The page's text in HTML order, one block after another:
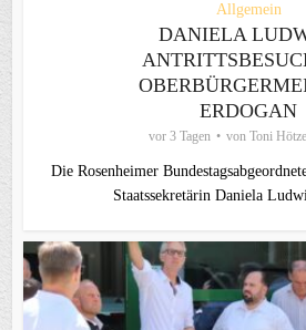
Allgemein
DANIELA
ERDOGAN
vor 3 Tagen von Toni
Die Rosenheimer
Staatssekretärin Daniela